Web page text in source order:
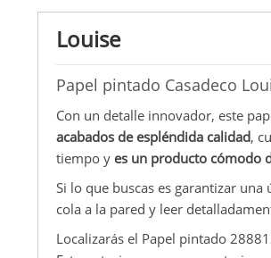
Louise
Papel pintado Casadeco
Con un detalle innovador, este
acabados de espléndida calidad,
tiempo y es un producto cómodo
Si lo que buscas es garantizar
cola a la pared y leer
Localizarás el Papel pintado